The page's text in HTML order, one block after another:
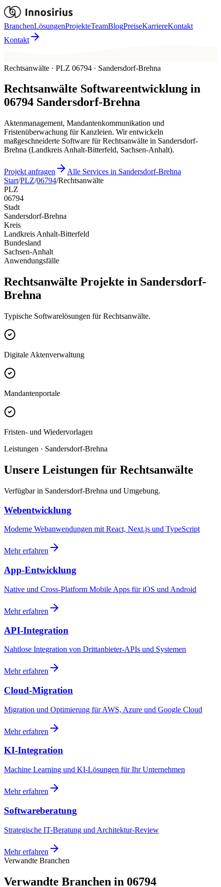
BranchenLösungenProjekteTeamBlogPreiseKarriereKontakt
Kontakt
Rechtsanwälte · PLZ 06794 · Sandersdorf-Brehna
Rechtsanwälte Softwareentwicklung in
06794 Sandersdorf-Brehna
Aktenmanagement, Mandantenkommunikation und
Fristenüberwachung für Kanzleien. Wir entwickeln
maßgeschneiderte Software für Rechtsanwälte in Sandersdorf-
Brehna (Landkreis Anhalt-Bitterfeld, Sachsen-Anhalt).
Projekt anfragen
Alle Services in Sandersdorf-Brehna
Start/PLZ/06794/Rechtsanwälte
PLZ
06794
Stadt
Sandersdorf-Brehna
Kreis
Landkreis Anhalt-Bitterfeld
Bundesland
Sachsen-Anhalt
Anwendungsfälle
Rechtsanwälte Projekte in Sandersdorf-
Brehna
Typische Softwarelösungen für Rechtsanwälte.
Digitale Aktenverwaltung
Mandantenportale
Fristen- und Wiedervorlagen
Leistungen · Sandersdorf-Brehna
Unsere Leistungen für Rechtsanwälte
Verfügbar in Sandersdorf-Brehna und Umgebung.
Webentwicklung
Moderne Webanwendungen mit React, Next.js und TypeScript
Mehr erfahren
App-Entwicklung
Native und Cross-Platform Mobile Apps für iOS und Android
Mehr erfahren
API-Integration
Nahtlose Integration von Drittanbieter-APIs und Systemen
Mehr erfahren
Cloud-Migration
Migration und Optimierung für AWS, Azure und Google Cloud
Mehr erfahren
KI-Integration
Machine Learning und KI-Lösungen für Ihr Unternehmen
Mehr erfahren
Softwareberatung
Strategische IT-Beratung und Architektur-Review
Mehr erfahren
Verwandte Branchen
Verwandte Branchen in 06794